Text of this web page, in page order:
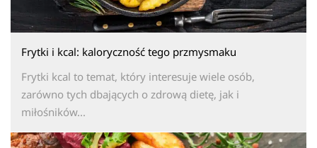
Frytki i kcal: kaloryczność tego przmysmaku
Frytki kcal to temat, który interesuje wiele osób,
zarówno tych dbających o zdrową dietę, jak i
miłośników...